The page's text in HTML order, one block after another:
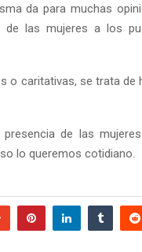
da para muchas
las mujeres a los
o caritativas, se trata
de las
lo queremos cotidiano.